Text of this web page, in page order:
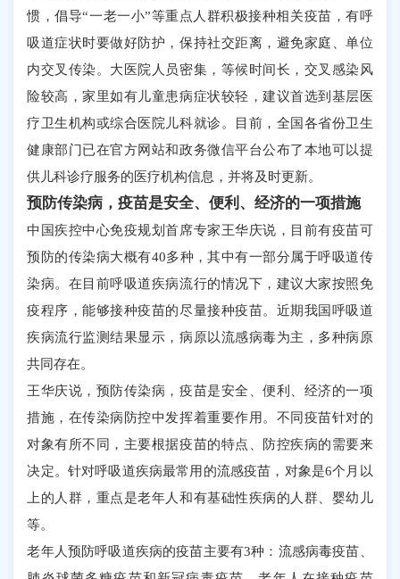
惯，倡导“一老一小”等重点人群积极接种相关疫苗，有呼
吸道症状时要做好防护，保持社交距离，避免家庭、单位
内交叉传染。大医院人员密集，等候时间长，交叉感染风
险较高，家里如有儿童患病症状较轻，建议首选到基层医
疗卫生机构或综合医院儿科就诊。目前，全国各省份卫生
健康部门已在官方网站和政务微信平台公布了本地可以提
供儿科诊疗服务的医疗机构信息，并将及时更新。
预防传染病，疫苗是安全、便利、经济的一项措施
中国疾控中心免疫规划首席专家王华庆说，目前有疫苗可
预防的传染病大概有40多种，其中有一部分属于呼吸道传
染病。在目前呼吸道疾病流行的情况下，建议大家按照免
疫程序，能够接种疫苗的尽量接种疫苗。近期我国呼吸道
疾病流行监测结果显示，病原以流感病毒为主，多种病原
共同存在。
王华庆说，预防传染病，疫苗是安全、便利、经济的一项
措施，在传染病防控中发挥着重要作用。不同疫苗针对的
对象有所不同，主要根据疫苗的特点、防控疾病的需要来
决定。针对呼吸道疾病最常用的流感疫苗，对象是6个月以
上的人群，重点是老年人和有基础性疾病的人群、婴幼儿
等。
老年人预防呼吸道疾病的疫苗主要有3种：流感病毒疫苗、